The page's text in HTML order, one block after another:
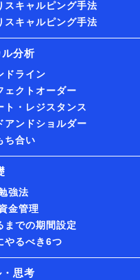
スキャルピング手法
スキャルピング手法
分析
ドライン
ェクトオーダー
ト・レジスタンス
アンドショルダー
ち合い
強法
金管理
までの期間設定
やるべき6つ
・思考